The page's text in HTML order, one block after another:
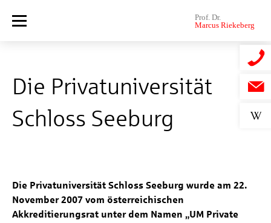
Die Privatuniversität
Schloss Seeburg
Die Privatuniversität Schloss Seeburg wurde am 22.
November 2007 vom österreichischen
Akkreditierungsrat unter dem Namen „UM Private